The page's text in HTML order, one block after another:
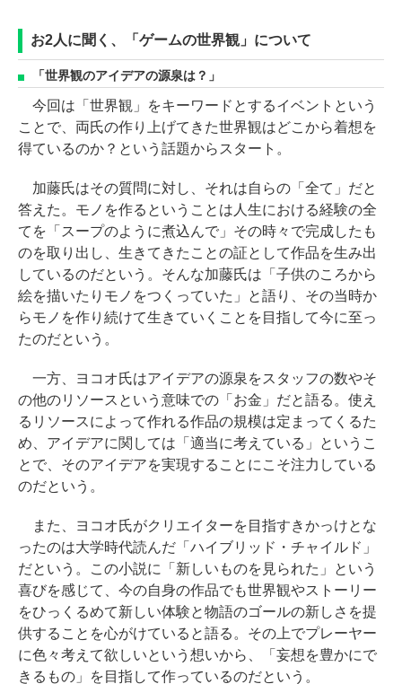
お2人に聞く、「ゲームの世界観」について
「世界観のアイデアの源泉は？」
今回は「世界観」をキーワードとするイベントという
ことで、両氏の作り上げてきた世界観はどこから着想を
得ているのか？という話題からスタート。
加藤氏はその質問に対し、それは自らの「全て」だと
答えた。モノを作るということは人生における経験の全
てを「スープのように煮込んで」その時々で完成したも
のを取り出し、生きてきたことの証として作品を生み出
しているのだという。そんな加藤氏は「子供のころから
絵を描いたりモノをつくっていた」と語り、その当時か
らモノを作り続けて生きていくことを目指して今に至っ
たのだという。
一方、ヨコオ氏はアイデアの源泉をスタッフの数やそ
の他のリソースという意味での「お金」だと語る。使え
るリソースによって作れる作品の規模は定まってくるた
め、アイデアに関しては「適当に考えている」というこ
とで、そのアイデアを実現することにこそ注力している
のだという。
また、ヨコオ氏がクリエイターを目指すきかっけとな
ったのは大学時代読んだ「ハイブリッド・チャイルド」
だという。この小説に「新しいものを見られた」という
喜びを感じて、今の自身の作品でも世界観やストーリー
をひっくるめて新しい体験と物語のゴールの新しさを提
供することを心がけていると語る。その上でプレーヤー
に色々考えて欲しいという想いから、「妄想を豊かにで
きるもの」を目指して作っているのだという。